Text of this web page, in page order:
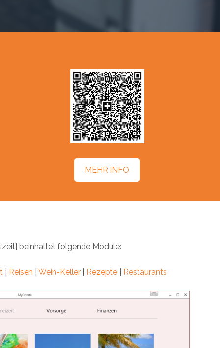
MEHR INFO
beinhaltet folgende Module:
¦ Reisen ¦ Wein-Keller¦ Rezepte¦ Restaurants